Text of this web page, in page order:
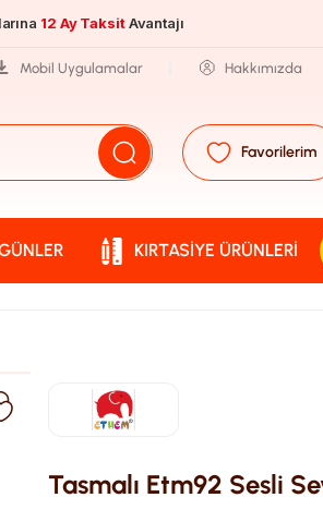
12 Ay TaksitAvantajı
Mobil Uygulamalar Hakkımızda
Favorilerim
KIRTASIYE ÜRÜNLERI
Tasmalı Etm92 Sesli